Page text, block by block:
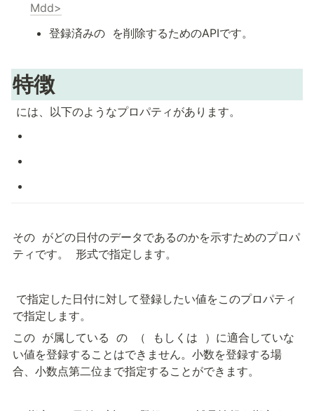
Mdd>
登録済みの を削除するためのAPIです。
特徴
には、以下のようなプロパティがあります。
その がどの日付のデータであるのかを示すためのプロパ
ティです。
形式で指定します。
で指定します。
この が属している の （ もしくは
）に適合していな
い値を登録することはできません。小数を登録する場
合、小数点第二位まで指定することができます。